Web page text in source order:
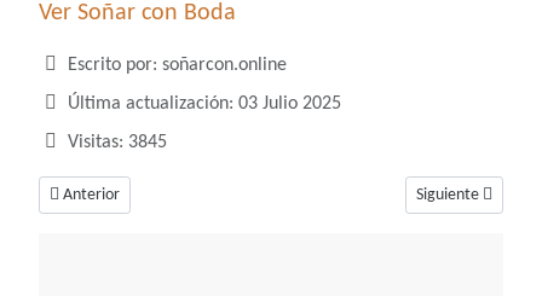
Ver Soñar con Boda
Detalles
Escrito por: soñarcon.online
Última actualización: 03 Julio 2025
Visitas: 3845
Artículo anterior: ¿Qué número juega soñar con billetes?
Anterior Artículo siguiente:
Siguiente